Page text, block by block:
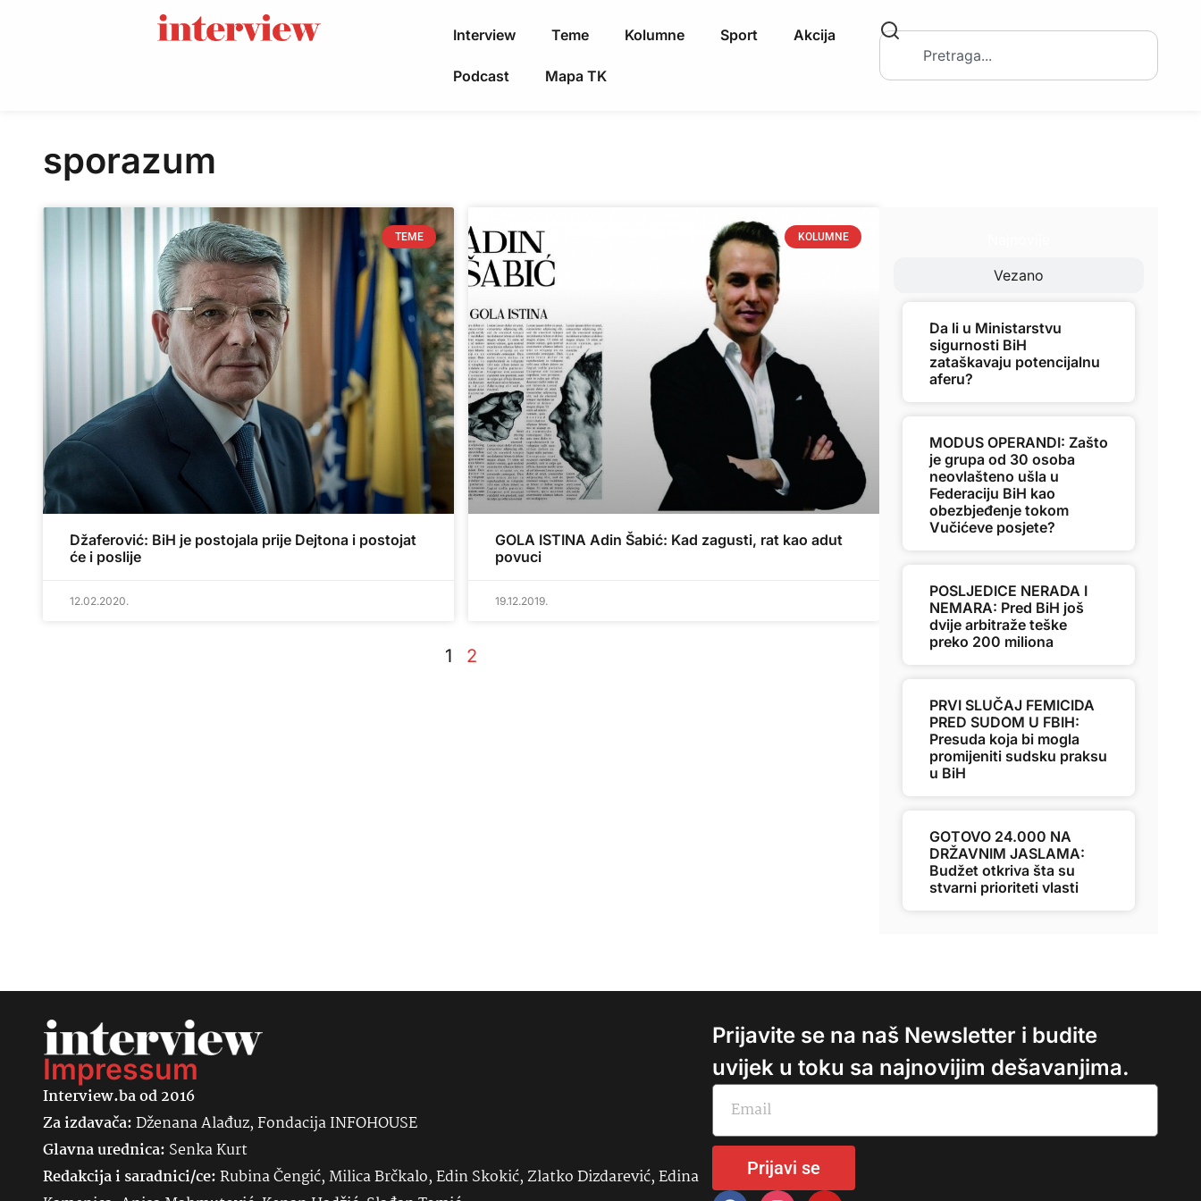
Interview Teme Kolumne Sport Akcija
Podcast Mapa TK
sporazum
TEME
Džaferović: BiH je postojala prije Dejtona i postojat
će i poslije
12.02.2020.
KOLUMNE
GOLA ISTINA Adin Šabić: Kad zagusti, rat kao adut
povuci
19.12.2019.
1 2
Vezano
Da li u Ministarstvu
sigurnosti BiH
zataškavaju potencijalnu
aferu?
MODUS OPERANDI: Zašto
je grupa od 30 osoba
neovlašteno ušla u
Federaciju BiH kao
obezbjeđenje tokom
Vučićeve posjete?
POSLJEDICE NERADA I
NEMARA: Pred BiH još
dvije arbitraže teške
preko 200 miliona
PRVI SLUČAJ FEMICIDA
PRED SUDOM U FBIH:
Presuda koja bi mogla
promijeniti sudsku praksu
u BiH
GOTOVO 24.000 NA
DRŽAVNIM JASLAMA:
Budžet otkriva šta su
stvarni prioriteti vlasti
Impressum
Interview.ba od 2016
Za izdavača:Dženana Alađuz, Fondacija INFOHOUSE
Glavna urednica: SenkaKurt
Redakcija i saradnici/ce:Rubina Čengić, Milica Brčkalo, Edin Skokić, Zlatko Dizdarević, Edina
Prijavite se na naš Newsletter i budite
uvijek u toku sa najnovijim dešavanjima.
Prijavi se